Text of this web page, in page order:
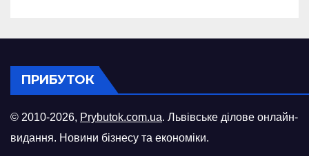
ПРИБУТОК
© 2010-2026, Prybutok.com.ua. Львівське ділове онлайн-
видання. Новини бізнесу та економіки.